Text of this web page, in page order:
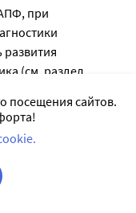
посещения сайтов.